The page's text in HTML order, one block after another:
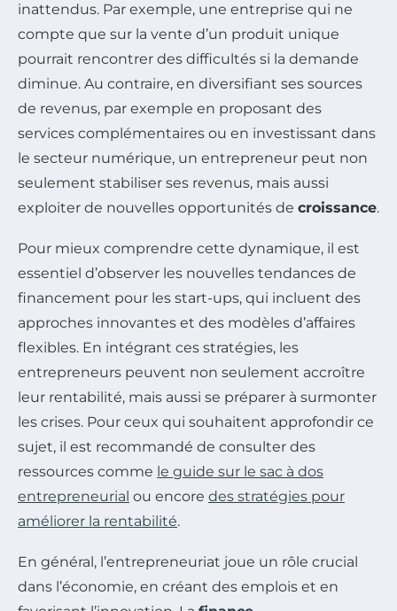
inattendus. Par exemple, une entreprise qui ne
compte que sur la vente d’un produit unique
pourrait rencontrer des difficultés si la demande
diminue. Au contraire, en diversifiant ses sources
de revenus, par exemple en proposant des
services complémentaires ou en investissant dans
le secteur numérique, un entrepreneur peut non
seulement stabiliser ses revenus, mais aussi
exploiter de nouvelles opportunités de croissance.
Pour mieux comprendre cette dynamique, il est
essentiel d’observer les nouvelles tendances de
financement pour les start-ups, qui incluent des
approches innovantes et des modèles d’affaires
flexibles. En intégrant ces stratégies, les
entrepreneurs peuvent non seulement accroître
leur rentabilité, mais aussi se préparer à surmonter
les crises. Pour ceux qui souhaitent approfondir ce
sujet, il est recommandé de consulter des
ressources comme le guide sur le sac à dos
entrepreneurial ou encore des stratégies pour
améliorer la rentabilité.
En général, l’entrepreneuriat joue un rôle crucial
dans l’économie, en créant des emplois et en